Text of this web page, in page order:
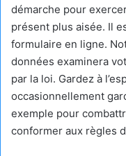
démarche pour
présent plus aisée. Il
formulaire en ligne.
données examinera
par la loi. Gardez à
occasionnellement
exemple pour
conformer aux règles